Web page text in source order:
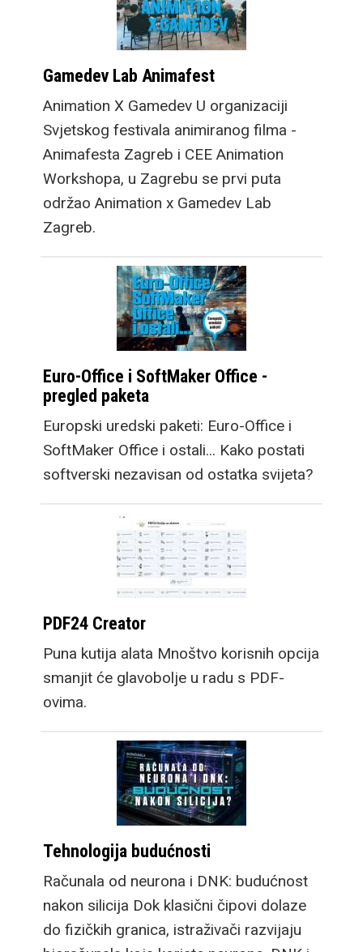
Gamedev Lab Animafest
Animation X Gamedev U organizaciji
Svjetskog festivala animiranog filma -
Animafesta Zagreb i CEE Animation
Workshopa, u Zagrebu se prvi puta
održao Animation x Gamedev Lab
Zagreb.
Euro-Office i SoftMaker Office -
pregled paketa
Europski uredski paketi: Euro-Office i
SoftMaker Office i ostali... Kako postati
softverski nezavisan od ostatka svijeta?
PDF24 Creator
Puna kutija alata Mnoštvo korisnih opcija
smanjit će glavobolje u radu s PDF-
ovima.
Tehnologija budućnosti
Računala od neurona i DNK: budućnost
nakon silicija Dok klasični čipovi dolaze
do fizičkih granica, istraživači razvijaju